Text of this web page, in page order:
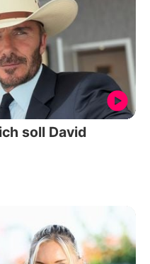
soll David